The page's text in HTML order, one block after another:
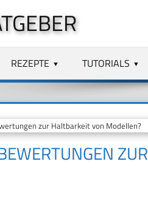
REZEPTE TUTORIALS
zur Haltbarkeit von Modellen?
ZUR